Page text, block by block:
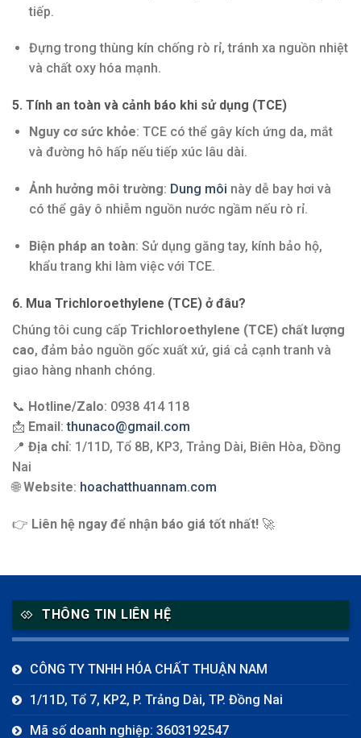
tiếp.
Đựng trong thùng kín chống rò rỉ, tránh xa nguồn nhiệt
và chất oxy hóa mạnh.
5. Tính an toàn và cảnh báo khi sử dụng (TCE)
Nguy cơ sức khỏe: TCE có thể gây kích ứng da, mắt
và đường hô hấp nếu tiếp xúc lâu dài.
Ảnh hưởng môi trường: Dung môi này dễ bay hơi và
có thể gây ô nhiễm nguồn nước ngầm nếu rò rỉ.
Biện pháp an toàn: Sử dụng găng tay, kính bảo hộ,
khẩu trang khi làm việc với TCE.
6. Mua Trichloroethylene (TCE) ở đâu?
Chúng tôi cung cấp Trichloroethylene (TCE) chất lượng
cao, đảm bảo nguồn gốc xuất xứ, giá cả cạnh tranh và
giao hàng nhanh chóng.
📞 Hotline/Zalo: 0938 414 118
📩 Email :thunaco@gmail.com
📍 Địa chỉ: 1/11D, Tổ 8B, KP3, Trảng Dài, Biên Hòa, Đồng
Nai
🌐Website: hoachatthuannam.com
👉 Liên hệ ngay để nhận báo giá tốt nhất! 🚀
THÔNG TIN LIÊN HỆ
CÔNG TY TNHH HÓA CHẤT THUẬN NAM
1/11D, Tổ 7, KP2, P. Trảng Dài, TP. Đồng Nai
Mã số doanh nghiệp: 3603192547